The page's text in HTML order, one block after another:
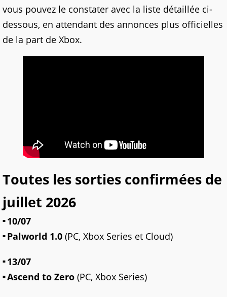
vous pouvez le constater avec la liste détaillée ci-
dessous, en attendant des annonces plus officielles
de la part de Xbox.
Toutes les sorties confirmées de
juillet 2026
10/07
Palworld 1.0 (PC, Xbox Series et Cloud)
13/07
Ascend to Zero (PC, Xbox Series)